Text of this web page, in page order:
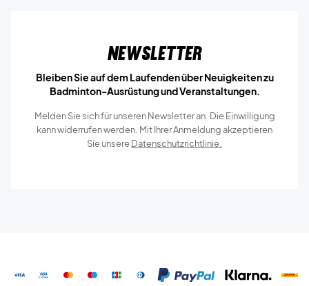
Newsletter
Bleiben Sie auf dem Laufenden über Neuigkeiten zu
Badminton-Ausrüstung und Veranstaltungen.
Melden Sie sich für unseren Newsletter an. Die Einwilligung
kann widerrufen werden. Mit Ihrer Anmeldung akzeptieren
Sie unsereDatenschutzrichtlinie.